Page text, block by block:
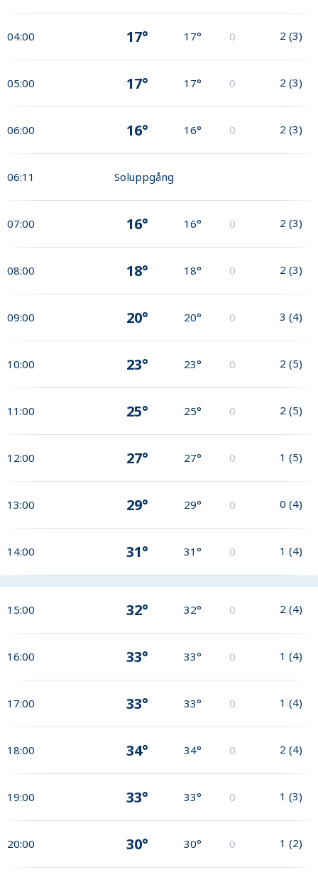
04:00 17° 17° 0 2 (3)
05:00 17° 17° 0 2 (3)
06:00 16° 16° 0 2 (3)
06:11 Soluppgång
07:00 16° 16° 0 2 (3)
08:00 18° 18° 0 2 (3)
09:00 20° 20° 0 3 (4)
10:00 23° 23° 0 2 (5)
11:00 25° 25° 0 2 (5)
12:00 27° 27° 0 1 (5)
13:00 29° 29° 0 0 (4)
14:00 31° 31° 0 1 (4)
15:00 32° 32° 0 2 (4)
16:00 33° 33° 0 1 (4)
17:00 33° 33° 0 1 (4)
18:00 34° 34° 0 2 (4)
19:00 33° 33° 0 1 (3)
20:00 30° 30° 0 1 (2)